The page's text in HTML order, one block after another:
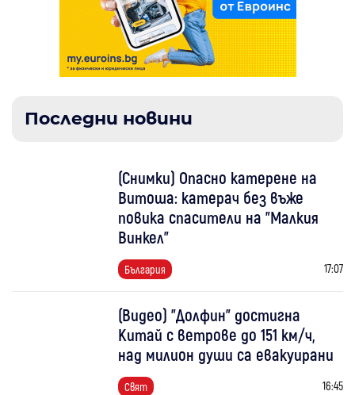
Последни новини
(Снимки) Опасно катерене на
Витоша: катерач без въже
повика спасители на "Малкия
Винкел"
България 17:07
(Видео) "Долфин" достигна
Китай с ветрове до 151 км/ч,
над милион души са евакуирани
Свят 16:45